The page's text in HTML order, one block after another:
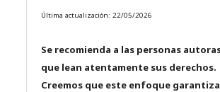
Última actualización: 22/05/2026
Se recomienda a las personas
que lean atentamente sus derechos.
Creemos que este enfoque garantiza